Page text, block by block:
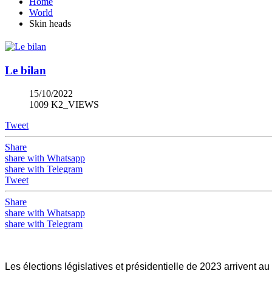
World
Skin heads
Le bilan
15/10/2022
1009 K2_VIEWS
Tweet
Share
share with Whatsapp
share with Telegram
Tweet
Share
share with Whatsapp
share with Telegram
Les élections législatives et présidentielle de 2023 arrivent